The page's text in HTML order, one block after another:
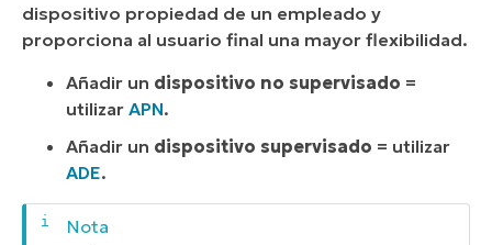
dispositivo propiedad de un empleado y
proporciona al usuario final una mayor flexibilidad.
Añadir un dispositivo no supervisado =
utilizar APN.
Añadir un dispositivo supervisado = utilizar
ADE.